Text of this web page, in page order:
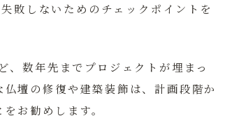
敗しないためのチェックポイントを
、数年先までプロジェクトが埋まっ
壇の修復や建築装飾は、計画段階か
お勧めします。